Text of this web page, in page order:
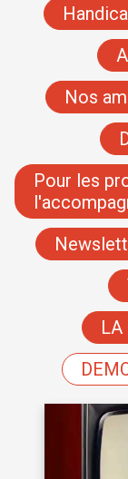
Nos
Pour les
LA